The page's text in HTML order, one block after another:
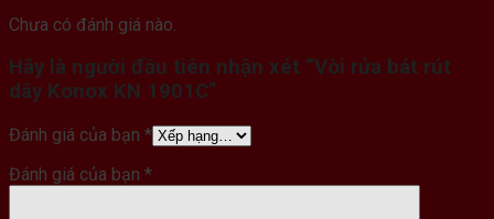
Chưa có đánh giá nào.
Hãy là người đầu tiên nhận xét “Vòi rửa bát rút
dây Konox KN 1901C”
Đánh giá của bạn *
Đánh giá của bạn *